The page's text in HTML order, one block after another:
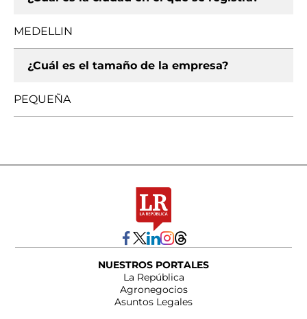
MEDELLIN
¿Cuál es el tamaño de la empresa?
PEQUEÑA
NUESTROS PORTALES
La República
Agronegocios
Asuntos Legales